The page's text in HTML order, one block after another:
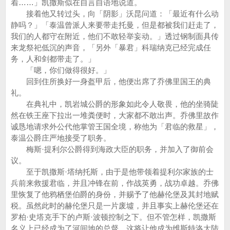
着……」凯撒斯似在自言自语地说道。
接着他又转过头，向「阴影」沃昆问道：「最近有什么动
静吗？」「泰温曾派人来要带走托曼，但是都被我们赶走了，
我们的人都守在附近，他们不敢轻举妄动。」透过钢制面具传
来龙祭祀低沉的声音，「另外「暴君」科瑞纳克已经完成任
务，人和剑都带走了。」
「嗯，你们做得很好。」
回到住所换好一身盔甲后，他便出席了乔佛里国王的典
礼。
在典礼中，凯岩城公爵的形象如此令人敬畏，他的坐骑陡
然在铁王座下拉出一堆粪便时，大家都不敢出声。乔佛里故作
诚恳地请求外公代他掌管王国全境，称他为「君临的救星」，
泰温公爵庄严地接受了职务。
梅斯·提利尔公爵得到海政大臣的职务，并加入了御前会
议。
至于凯撒斯·塔纳托斯，由于是他带领着提利尔家族的士
兵前来救援君临，并且冲锋在前，作战英勇，战功卓越。乔佛
里恢复了他鸦栖堡伯爵的身份，并赐予了他赫伦堡及其封地赋
税。虽然此时的赫伦堡只是一片废墟，并且事实上赫伦堡还在
罗柏·史塔克手下的卢斯·波顿控制之下。但不管怎样，凯撒斯
名义上已经成为了河间地的总督，这将让他成为维斯特洛大陆